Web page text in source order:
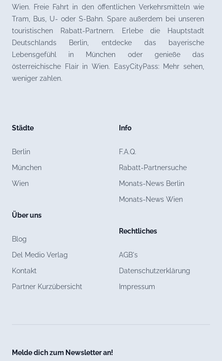
Wien. Freie Fahrt in den öffentlichen Verkehrsmitteln wie
Tram, Bus, U- oder S-Bahn. Spare außerdem bei unseren
touristischen Rabatt-Partnern. Erlebe die Hauptstadt
Deutschlands Berlin, entdecke das bayerische
Lebensgefühl in München oder genieße das
österreichische Flair in Wien. EasyCityPass: Mehr sehen,
weniger zahlen.
Städte
Berlin
München
Wien
Über uns
Blog
Del Medio Verlag
Kontakt
Partner Kurzübersicht
Info
F.A.Q.
Rabatt-Partnersuche
Monats-News Berlin
Monats-News Wien
Rechtliches
AGB's
Datenschutzerklärung
Impressum
Melde dich zum Newsletter an!